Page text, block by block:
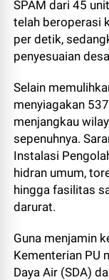
SPAM dari 45
telah beroperasi
per detik,
penyesuaian
Selain
menyiagakan
menjangkau
sepenuhnya.
Instalasi
hidran umum,
hingga fasilitas
darurat.
Guna menjamin
Kementerian PU
Daya Air (SDA)